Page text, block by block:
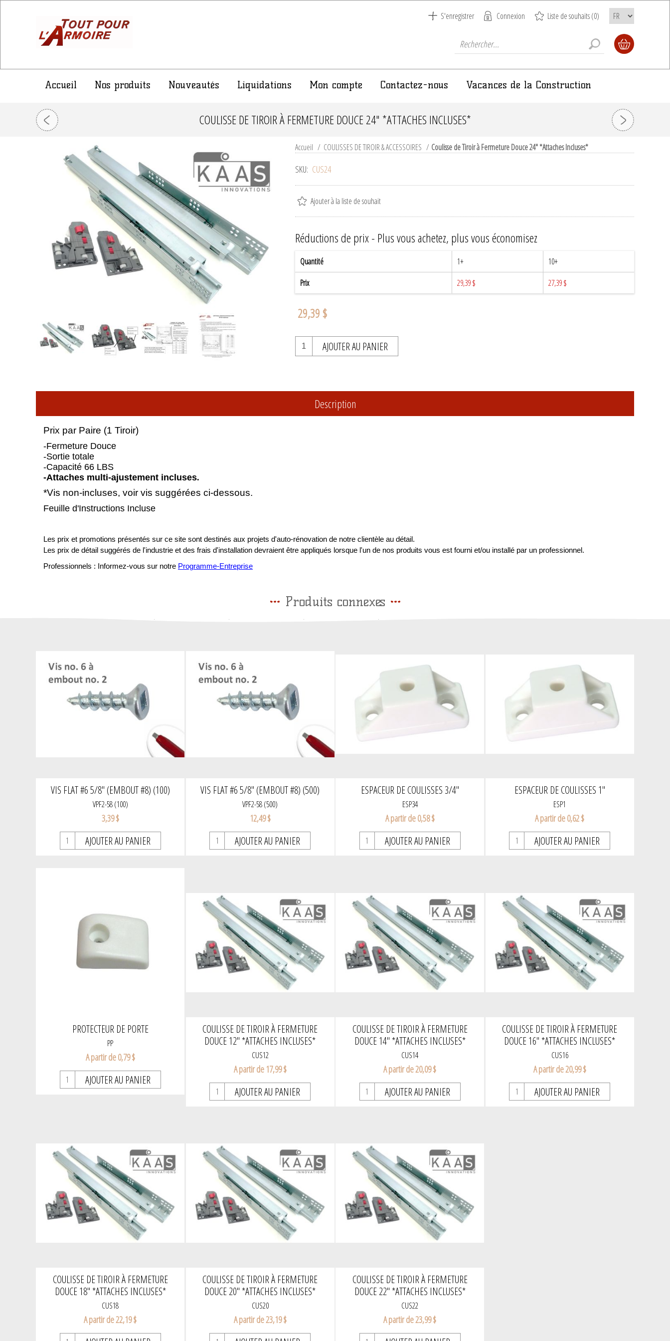
S'enregistrer Connexion Liste de souhaits(0)
Accueil Nos produits Nouveautés Liquidations Mon compte Contactez-nous Vacances de la Construction
COULISSE DE TIROIR À FERMETURE DOUCE 24" *ATTACHES INCLUSES*
Accueil / COULISSES DE TIROIR & ACCESSOIRES / Coulisse de Tiroir à Fermeture Douce 24" *Attaches Incluses*
SKU: CUS24
Ajouter à la liste de souhait
Réductions de prix - Plus vous achetez, plus vous économisez
Quantité 1+
10+
Prix
29,39 $ 27,39 $
29,39 $
AJOUTER AU PANIER
Description
Prix par Paire (1 Tiroir)
-Fermeture Douce
-Sortie totale
-Capacité 66 LBS
-Attaches multi-ajustement incluses.
*Vis non-incluses, voir vis suggérées ci-dessous.
Feuille d'Instructions Incluse
Les prix et promotions présentés sur ce site sont destinés aux projets d'auto-rénovation de notre clientèle au détail.
Les prix de détail suggérés de l'industrie et des frais d'installation devraient être appliqués lorsque l'un de nos produits vous est fourni et/ou installé par un professionnel.
Professionnels : Informez-vous sur notre Programme-Entreprise
Produits connexes
VIS FLAT #6 5/8" (EMBOUT #8) (100)
VPF2-58 (100)
3,39 $
AJOUTER AU PANIER
VIS FLAT #6 5/8" (EMBOUT #8) (500)
VPF2-58 (500)
12,49 $
AJOUTER AU PANIER
ESPACEUR DE COULISSES 3/4"
ESP34
A partir de 0,58 $
AJOUTER AU PANIER
ESPACEUR DE COULISSES 1"
ESP1
A partir de 0,62 $
AJOUTER AU PANIER
PROTECTEUR DE PORTE
PP
A partir de 0,79 $
AJOUTER AU PANIER
COULISSE DE TIROIR À FERMETURE
DOUCE 12" *ATTACHES INCLUSES*
CUS12
A partir de 17,99 $
AJOUTER AU PANIER
COULISSE DE TIROIR À FERMETURE
DOUCE 14" *ATTACHES INCLUSES*
CUS14
A partir de 20,09 $
AJOUTER AU PANIER
COULISSE DE TIROIR À FERMETURE
DOUCE 16" *ATTACHES INCLUSES*
CUS16
A partir de 20,99 $
AJOUTER AU PANIER
COULISSE DE TIROIR À FERMETURE
DOUCE 18" *ATTACHES INCLUSES*
CUS18
A partir de 22,19 $
COULISSE DE TIROIR À FERMETURE
DOUCE 20" *ATTACHES INCLUSES*
CUS20
A partir de 23,19 $
COULISSE DE TIROIR À FERMETURE
DOUCE 22" *ATTACHES INCLUSES*
CUS22
A partir de 23,99 $